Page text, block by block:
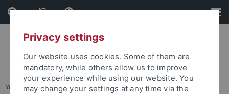
Skip
to
content
Skip
to
footer
You are here: Startseite ... Archiv
Privacy settings
Our website uses cookies. Some of them are
mandatory, while others allow us to improve
your experience while using our website. You
may change your settings at any time via the